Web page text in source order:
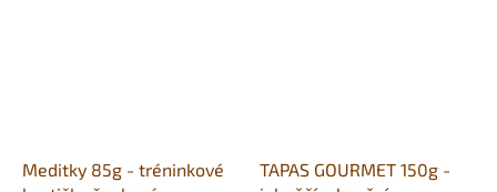
Meditky 85g - tréninkové
TAPAS GOURMET 150g -